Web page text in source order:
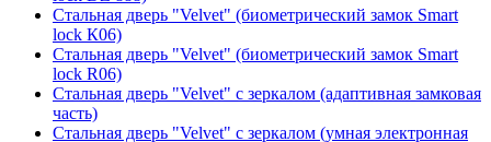
Стальная дверь "Velvet" (биометрический замок Smart
lock К06)
Стальная дверь "Velvet" (биометрический замок Smart
lock R06)
Стальная дверь "Velvet" с зеркалом (адаптивная замковая
часть)
Стальная дверь "Velvet" с зеркалом (умная электронная